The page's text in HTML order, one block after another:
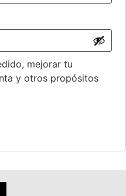
mejorar tu
y otros propósitos